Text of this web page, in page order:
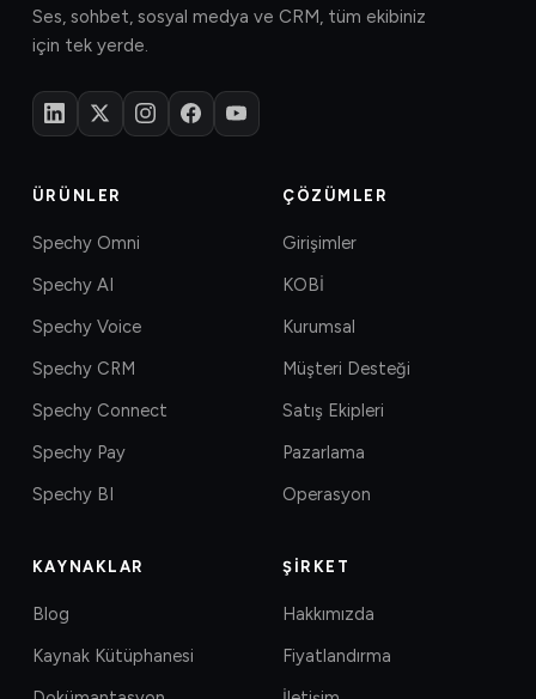
Ses, sohbet, sosyal medya ve CRM, tüm ekibiniz
için tek yerde.
ÜRÜNLER
Spechy Omni
Spechy AI
Spechy Voice
Spechy CRM
Spechy Connect
Spechy Pay
Spechy BI
ÇÖZÜMLER
Girişimler
KOBİ
Kurumsal
Müşteri Desteği
Satış Ekipleri
Pazarlama
Operasyon
KAYNAKLAR
Blog
Kaynak Kütüphanesi
ŞIRKET
Hakkımızda
Fiyatlandırma